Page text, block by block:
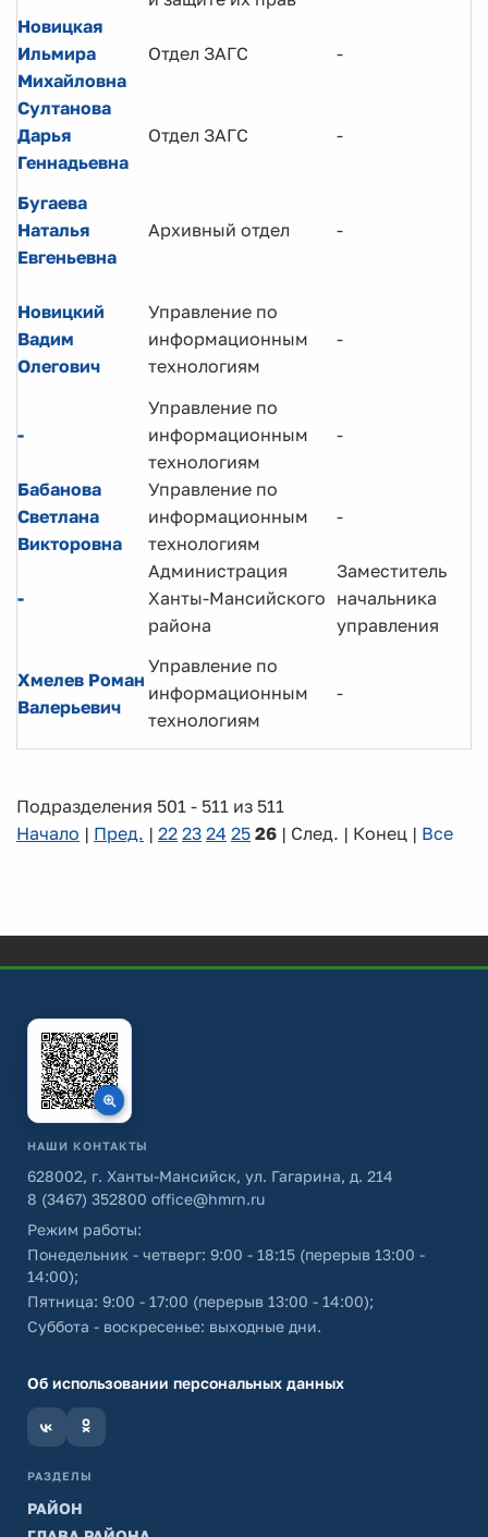
Новицкая
Ильмира
Михайловна
Отдел ЗАГС -
Султанова
Дарья
Геннадьевна
Отдел ЗАГС -
Бугаева
Наталья
Евгеньевна
Архивный отдел -
Новицкий
Вадим
Олегович
Управление по
информационным
технологиям
-
-
Управление по
информационным
технологиям
-
Бабанова
Светлана
Викторовна
Управление по
информационным
технологиям
-
-
Администрация
Ханты-Мансийского
района
Заместитель
начальника
управления
Хмелев Роман
Валерьевич
Управление по
информационным
технологиям
-
Подразделения 501 - 511 из 511
Начало | Пред. | 22 23 24 25 26 | След. | Конец | Все
НАШИ КОНТАКТЫ
628002, г. Ханты-Мансийск, ул. Гагарина, д. 214
8 (3467) 352800 office@hmrn.ru
Режим работы:
Понедельник - четверг: 9:00 - 18:15 (перерыв 13:00 -
14:00);
Пятница: 9:00 - 17:00 (перерыв 13:00 - 14:00);
Суббота - воскресенье: выходные дни.
Об использовании персональных данных
РАЗДЕЛЫ
РАЙОН